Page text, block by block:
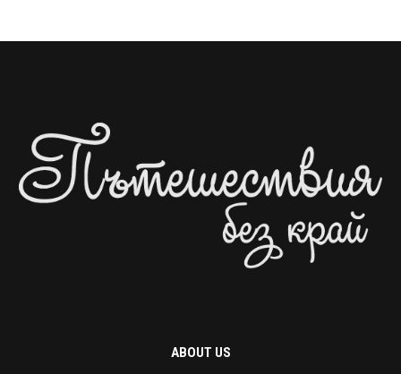
ABOUT US